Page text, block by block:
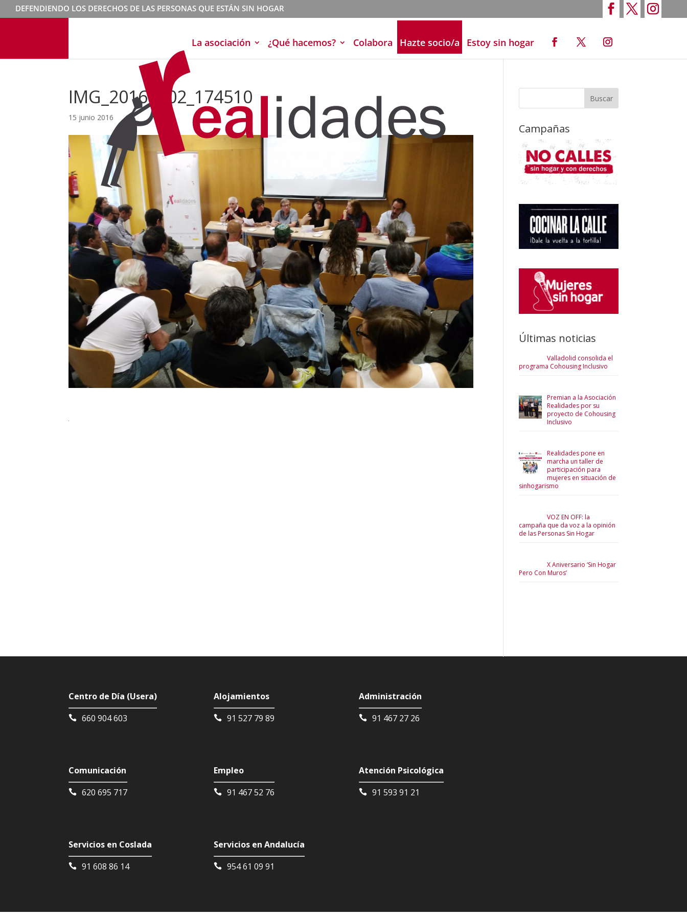
DEFENDIENDO LOS DERECHOS DE LAS PERSONAS QUE ESTÁN SIN HOGAR
La asociación ¿Qué hacemos? Colabora Hazte socio/a Estoy sin hogar
IMG_20160602_174510
15 junio 2016
Campañas
Últimas noticias
Valladolid consolida el
programa Cohousing Inclusivo
Premian a la Asociación
Realidades por su
proyecto de Cohousing
Inclusivo
Realidades pone en
marcha un taller de
participación para
mujeres en situación de
sinhogarismo
VOZ EN OFF: la
campaña que da voz a la opinión
de las Personas Sin Hogar
X Aniversario ‘Sin Hogar
Pero Con Muros’
Centro de Día (Usera)
660 904 603
Comunicación
620 695 717
Servicios en Coslada
91 608 86 14
Alojamientos
91 527 79 89
Empleo
91 467 52 76
Servicios en Andalucía
954 61 09 91
Administración
91 467 27 26
Atención Psicológica
91 593 91 21